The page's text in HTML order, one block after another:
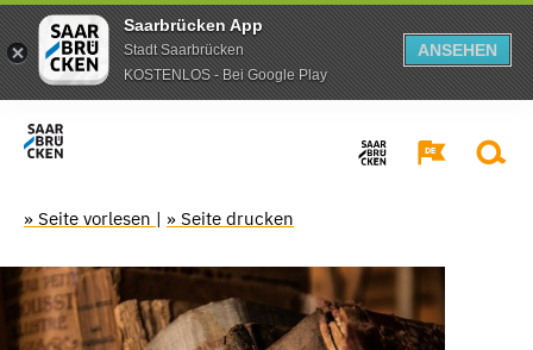
Saarbrücken App
Stadt Saarbrücken
KOSTENLOS - Bei Google Play
ANSEHEN
» Seite vorlesen | » Seite drucken